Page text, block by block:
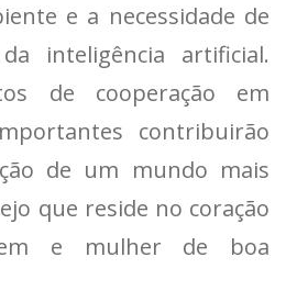
e a necessidade de
inteligência artificial.
de cooperação em
contribuirão
de um mundo mais
que reside no coração
e mulher de boa